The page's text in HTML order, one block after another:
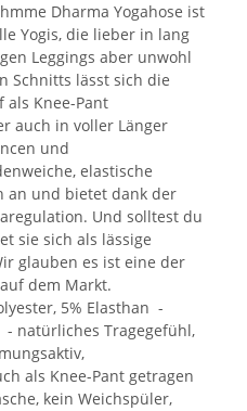
Dharma Yogahose ist
Yogis, die lieber in lang
Leggings aber unwohl
Schnitts lässt sich die
als Knee-Pant
auch in voller Länger
und
elastische
an und bietet dank der
Und solltest du
sie sich als lässige
glauben es ist eine der
dem Markt.
5% Elasthan -
natürliches Tragegefühl,
als Knee-Pant getragen
kein Weichspüler,